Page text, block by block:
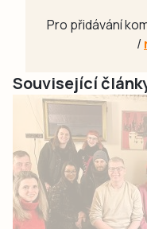
Pro přidávání
/
Související